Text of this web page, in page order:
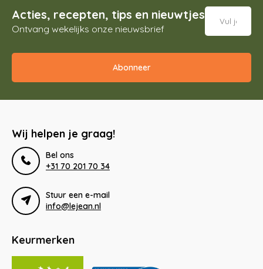
Acties, recepten, tips en nieuwtjes
Ontvang wekelijks onze nieuwsbrief
Abonneer
Wij helpen je graag!
Bel ons
+31 70 201 70 34
Stuur een e-mail
info@lejean.nl
Keurmerken